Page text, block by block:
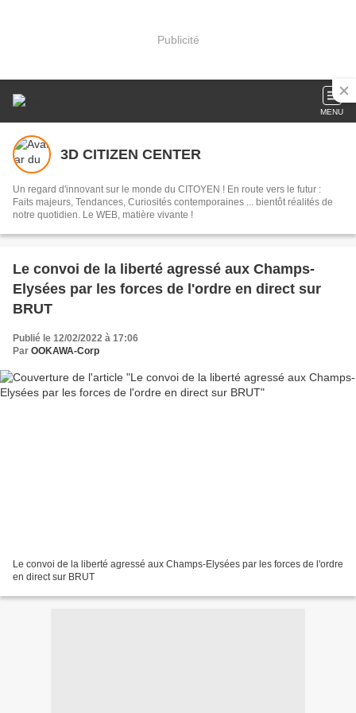
Publicité
MENU
3D CITIZEN CENTER
Un regard d'innovant sur le monde du CITOYEN ! En route vers le futur :
Faits majeurs, Tendances, Curiosités contemporaines ... bientôt réalités de
notre quotidien. Le WEB, matière vivante !
Le convoi de la liberté agressé aux Champs-
Elysées par les forces de l'ordre en direct sur
BRUT
Publié le 12/02/2022 à 17:06
Par OOKAWA-Corp
Le convoi de la liberté agressé aux Champs-Elysées par les forces de l'ordre
en direct sur BRUT